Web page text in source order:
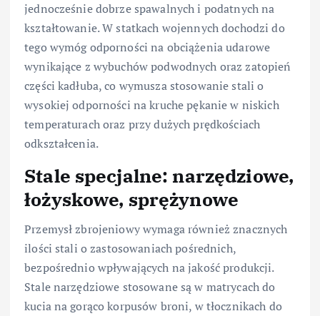
jednocześnie dobrze spawalnych i podatnych na
kształtowanie. W statkach wojennych dochodzi do
tego wymóg odporności na obciążenia udarowe
wynikające z wybuchów podwodnych oraz zatopień
części kadłuba, co wymusza stosowanie stali o
wysokiej odporności na kruche pękanie w niskich
temperaturach oraz przy dużych prędkościach
odkształcenia.
Stale specjalne: narzędziowe,
łożyskowe, sprężynowe
Przemysł zbrojeniowy wymaga również znacznych
ilości stali o zastosowaniach pośrednich,
bezpośrednio wpływających na jakość produkcji.
Stale narzędziowe stosowane są w matrycach do
kucia na gorąco korpusów broni, w tłocznikach do